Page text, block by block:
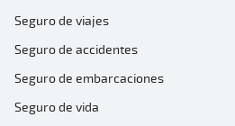
Seguro de viajes
Seguro de accidentes
Seguro de embarcaciones
Seguro de vida